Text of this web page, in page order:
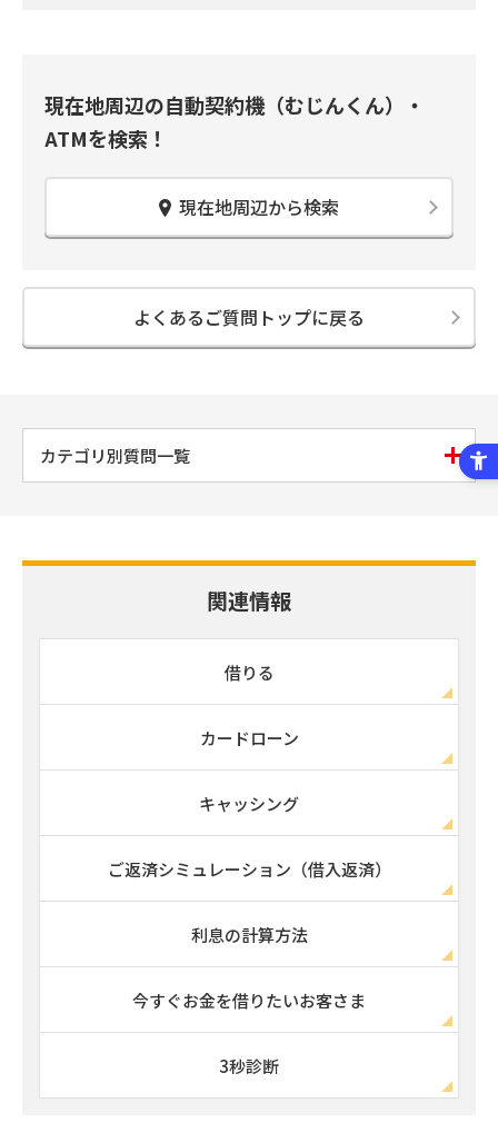
現在地周辺の自動契約機（むじんくん）・
ATMを検索！
現在地周辺から検索
よくあるご質問トップに戻る
カテゴリ別質問一覧
関連情報
借りる
カードローン
キャッシング
ご返済シミュレーション（借入返済）
利息の計算方法
今すぐお金を借りたいお客さま
3秒診断